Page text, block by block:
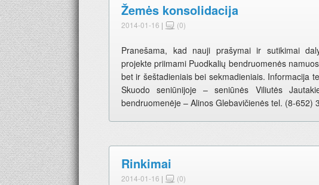
Žemės konsolidacija
2014-01-16 | (0)
Pranešama, kad nauji prašymai ir sutikimai
projekte priimami Puodkalių bendruomenės
bet ir šeštadieniais bei sekmadieniais. Informacija
Skuodo seniūnijoje – seniūnės Viliutės
bendruomenėje – Alinos Glebavičienės tel. (8-652)
Rinkimai
2014-01-16 | (0)